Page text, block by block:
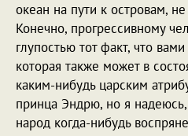
океан на пути к островам,
Конечно, прогрессивному
глупостью тот факт, что
которая также может в
каким-нибудь царским
принца Эндрю, но я надеюсь,
народ когда-нибудь